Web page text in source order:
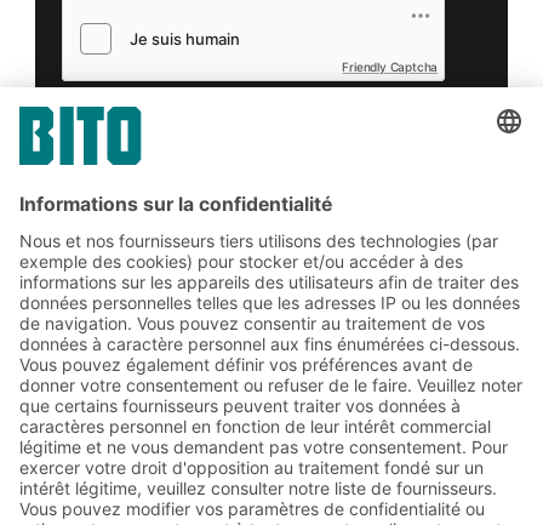
Friendly Captcha
Abonnez-vous à la lettre
d'information de BITO :
Actualités de l'entrepôt et de
la logistique
Réductions exclusives
Innovations